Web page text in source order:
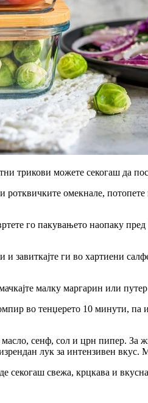
трикови можете секогаш да
ротквичките омекнале,
го пакувањето наопаку
и завиткајте ги во хартиени
малку маргарин или
во тенџерето 10 минути,
сенф, сол и црн пипер. За
лук за интензивен
свежа, крцкава и